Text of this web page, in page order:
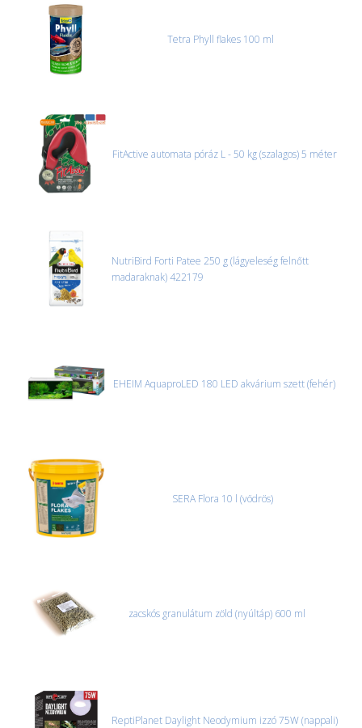
Tetra Phyll flakes 100 ml
FitActive automata póráz L - 50 kg (szalagos) 5 méter
NutriBird Forti Patee 250 g (lágyeleség felnőtt
madaraknak) 422179
EHEIM AquaproLED 180 LED akvárium szett (fehér)
SERA Flora 10 l (vödrös)
zacskós granulátum zöld (nyúltáp) 600 ml
ReptiPlanet Daylight Neodymium izzó 75W (nappali)